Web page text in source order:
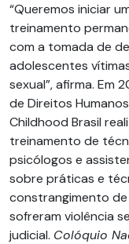
“Queremos iniciar
treinamento
com a tomada de
adolescentes
sexual”, afirma. Em
de Direitos
Childhood Brasil
treinamento de
psicólogos e
sobre práticas e
constrangimento
sofreram violência
judicial. Colóquio